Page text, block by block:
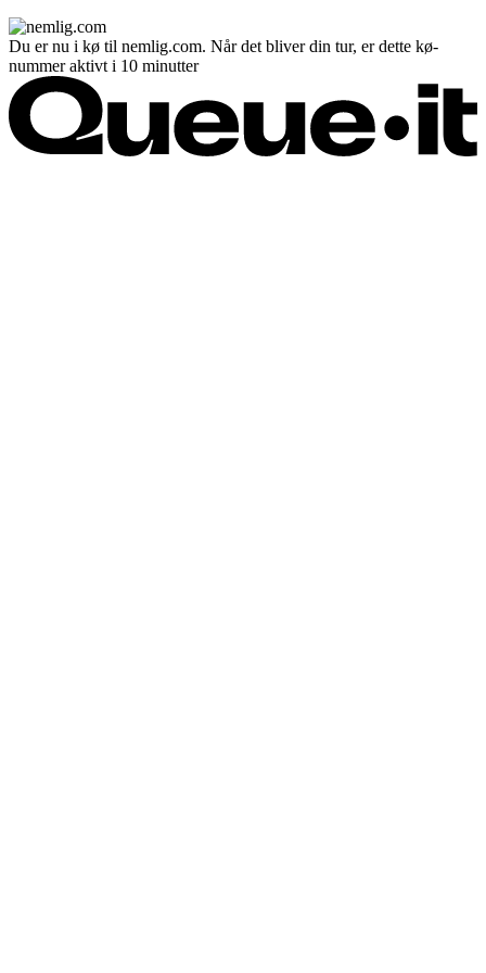
Du er nu i kø til nemlig.com. Når det bliver din tur, er dette kø-
nummer aktivt i 10 minutter